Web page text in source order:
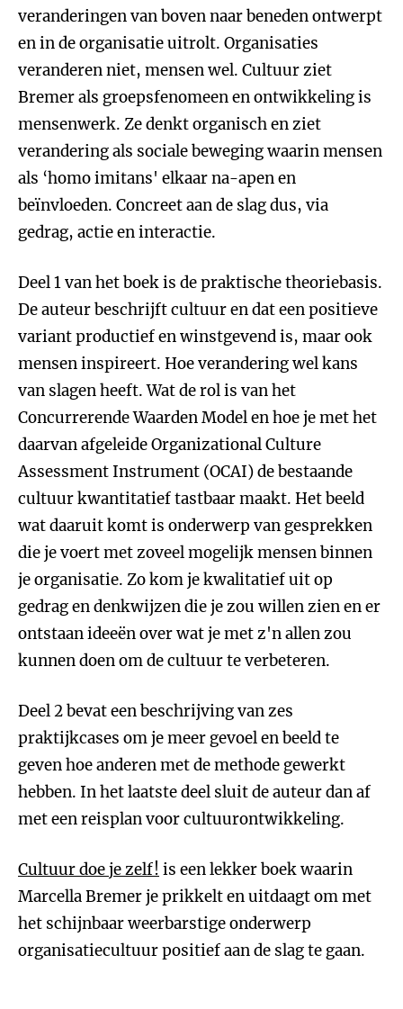
veranderingen van boven naar beneden ontwerpt
en in de organisatie uitrolt. Organisaties
veranderen niet, mensen wel. Cultuur ziet
Bremer als groepsfenomeen en ontwikkeling is
mensenwerk. Ze denkt organisch en ziet
verandering als sociale beweging waarin mensen
als ‘homo imitans' elkaar na-apen en
beïnvloeden. Concreet aan de slag dus, via
gedrag, actie en interactie.
Deel 1 van het boek is de praktische theoriebasis.
De auteur beschrijft cultuur en dat een positieve
variant productief en winstgevend is, maar ook
mensen inspireert. Hoe verandering wel kans
van slagen heeft. Wat de rol is van het
Concurrerende Waarden Model en hoe je met het
daarvan afgeleide Organizational Culture
Assessment Instrument (OCAI) de bestaande
cultuur kwantitatief tastbaar maakt. Het beeld
wat daaruit komt is onderwerp van gesprekken
die je voert met zoveel mogelijk mensen binnen
je organisatie. Zo kom je kwalitatief uit op
gedrag en denkwijzen die je zou willen zien en er
ontstaan ideeën over wat je met z'n allen zou
kunnen doen om de cultuur te verbeteren.
Deel 2 bevat een beschrijving van zes
praktijkcases om je meer gevoel en beeld te
geven hoe anderen met de methode gewerkt
hebben. In het laatste deel sluit de auteur dan af
met een reisplan voor cultuurontwikkeling.
Cultuur doe je zelf! is een lekker boek waarin
Marcella Bremer je prikkelt en uitdaagt om met
het schijnbaar weerbarstige onderwerp
organisatiecultuur positief aan de slag te gaan.